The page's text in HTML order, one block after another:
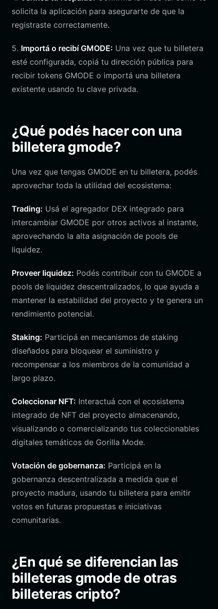
solicita la aplicación para asegurarte de que la
registraste correctamente.
5. Importá o recibí GMODE: Una vez que tu billetera
esté configurada, copiá tu dirección pública para
recibir tokens GMODE o importá una billetera
existente usando tu clave privada.
¿Qué podés hacer con una
billetera gmode?
Una vez que tengas GMODE en tu billetera, podés
aprovechar toda la utilidad del ecosistema:
Trading: Usá el agregador DEX integrado para
intercambiar GMODE por otros activos al instante,
aprovechando la alta asignación de pools de
liquidez.
Proveer liquidez: Podés contribuir con tu GMODE a
pools de liquidez descentralizados, lo que ayuda a
mantener la estabilidad del proyecto y te genera un
rendimiento potencial.
Staking: Participá en mecanismos de staking
diseñados para bloquear el suministro y
recompensar a los miembros de la comunidad a
largo plazo.
Coleccionar NFT: Interactuá con el ecosistema
integrado de NFT del proyecto almacenando,
visualizando o comercializando tus coleccionables
digitales temáticos de Gorilla Mode.
Votación de gobernanza: Participá en la
gobernanza descentralizada a medida que el
proyecto madura, usando tu billetera para emitir
votos en futuras propuestas e iniciativas
comunitarias.
¿En qué se diferencian las
billeteras gmode de otras
billeteras cripto?